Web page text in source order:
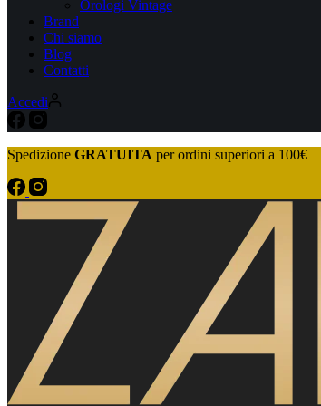
Orologi Vintage
Brand
Chi siamo
Blog
Contatti
Accedi
Spedizione GRATUITA per ordini superiori a 100€